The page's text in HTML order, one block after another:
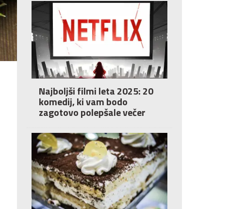
Najboljši filmi leta 2025: 20
komedij, ki vam bodo
zagotovo polepšale večer